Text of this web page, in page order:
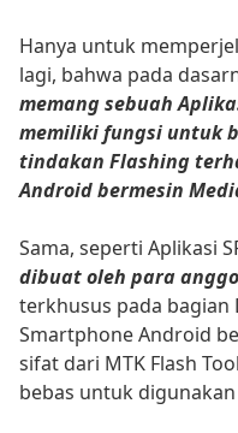
Hanya untuk
lagi, bahwa pada
memang sebuah
memiliki fungsi untuk
tindakan Flashing
Android bermesin
Sama, seperti Aplikasi
dibuat oleh para
terkhusus pada
Smartphone Android
sifat dari MTK Flash
bebas untuk digunakan